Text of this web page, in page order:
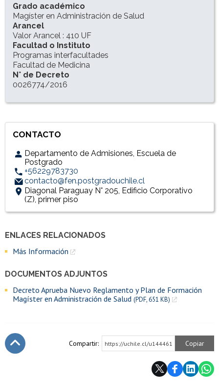
Accesos directos
INFORMACIÓN DEL PROGRAMA
Grado académico
Magíster en Administración de Salud
Arancel
Valor Arancel : 410 UF
Facultad o Instituto
Programas interfacultades
Facultad de Medicina
N° de Decreto
0026774/2016
Enlaces y documentos de interés
ENLACES RELACIONADOS
Más Información
DOCUMENTOS ADJUNTOS
Decreto Aprueba Nuevo Reglamento y Plan de Formación
Magíster en Administración de Salud (PDF, 651 KB)
CONTACTO
Departamento de Admisiones, Escuela de
Postgrado
+56229783730
contacto@fen.postgradouchile.cl
Diagonal Paraguay N° 205, Edificio Corporativo
(Z), primer piso
Compartir: https://uchile.cl/u144461 Copiar